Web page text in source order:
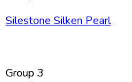
Silestone Silken Pearl
Group 3